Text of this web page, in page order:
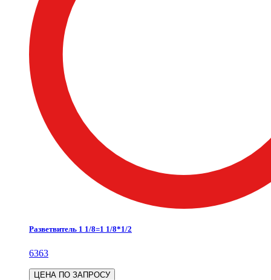
Разветвитель 1 1/8=1 1/8*1/2
6363
ЦЕНА ПО ЗАПРОСУ